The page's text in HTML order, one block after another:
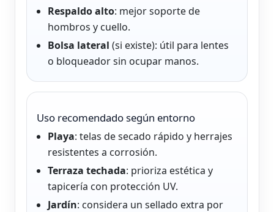
Respaldo alto: mejor soporte de
hombros y cuello.
Bolsa lateral (si existe): útil para lentes
o bloqueador sin ocupar manos.
Uso recomendado según entorno
Playa: telas de secado rápido y herrajes
resistentes a corrosión.
Terraza techada: prioriza estética y
tapicería con protección UV.
Jardín: considera un sellado extra por